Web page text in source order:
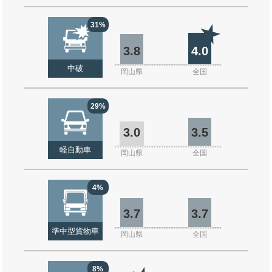
31%
中破
3.8 4.0
岡山県 全国
29%
軽自動車
3.0 3.5
岡山県 全国
4%
準中型貨物車
3.7 3.7
岡山県 全国
8%